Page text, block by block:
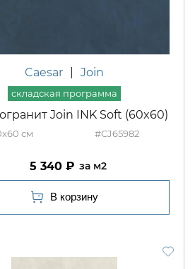
Caesar Join
Join INK Soft (60x60)
#CJ65982
5 340 м2